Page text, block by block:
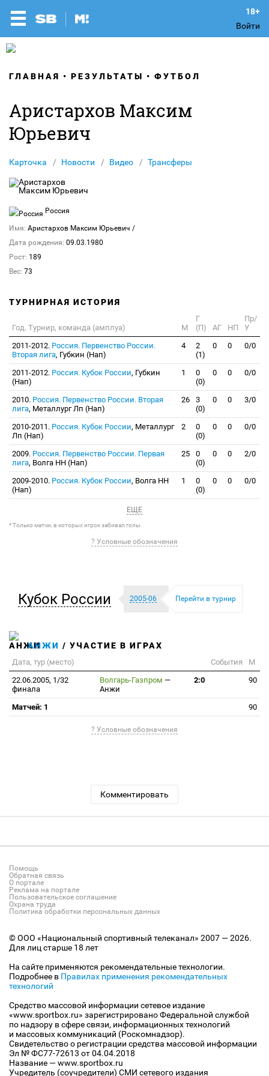
Войти
ГЛАВНАЯ РЕЗУЛЬТАТЫ ФУТБОЛ
Аристархов Максим
Юрьевич
Карточка Новости Видео Трансферы
Россия
Имя: Аристархов Максим Юрьевич /
Дата рождения: 09.03.1980
Рост: 189
Вес: 73
ТУРНИРНАЯ ИСТОРИЯ
Год. Турнир, команда (амплуа) М
Г
(П)
АГ НП
Пр/
У
2011-2012. Россия. Первенство России.
Вторая лига, Губкин (Нап)
4
2
(1)
0 0 0/0
2011-2012. Россия. Кубок России, Губкин
(Нап)
1
0
(0)
0 0 0/0
2010. Россия. Первенство России. Вторая
лига, Металлург Лп (Нап)
26
3
(0)
0 0 3/0
2010-2011. Россия. Кубок России, Металлург
Лп (Нап)
2
0
(0)
0 0 0/0
2009. Россия. Первенство России. Первая
лига, Волга НН (Нап)
25
0
(0)
0 0 2/0
2009-2010. Россия. Кубок России, Волга НН
(Нап)
1
0
(0)
0 0 0/0
ЕЩЕ
* Только матчи, в которых игрок забивал голы
? Условные обозначения
Кубок России 2005-06 Перейти в турнир
АНЖИ / УЧАСТИЕ В ИГРАХ
Дата, тур (место) События
М
22.06.2005, 1/32
финала
Волгарь-Газпром —
Анжи
2:0 90
Матчей: 1 90
? Условные обозначения
Комментировать
Помощь
Обратная связь
О портале
Реклама на портале
Пользовательское соглашение
Охрана труда
Политика обработки персональных данных
© ООО «Национальный спортивный телеканал» 2007 — 2026.
Для лиц старше 18 лет
На сайте применяются рекомендательные технологии.
Подробнее в Правилах применения рекомендательных
технологий
Средство массовой информации сетевое издание
«www.sportbox.ru» зарегистрировано Федеральной службой
по надзору в сфере связи, информационных технологий
и массовых коммуникаций (Роскомнадзор).
Свидетельство о регистрации средства массовой информации
Эл № ФС77-72613 от 04.04.2018
Название — www.sportbox.ru
Учредитель (соучредители) СМИ сетевого издания